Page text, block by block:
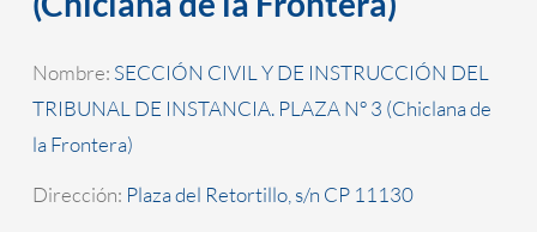
Nombre: SECCIÓN CIVIL Y DE INSTRUCCIÓN DEL
TRIBUNAL DE INSTANCIA. PLAZA Nº 3 (Chiclana de
la Frontera)
Dirección: Plaza del Retortillo, s/n CP 11130